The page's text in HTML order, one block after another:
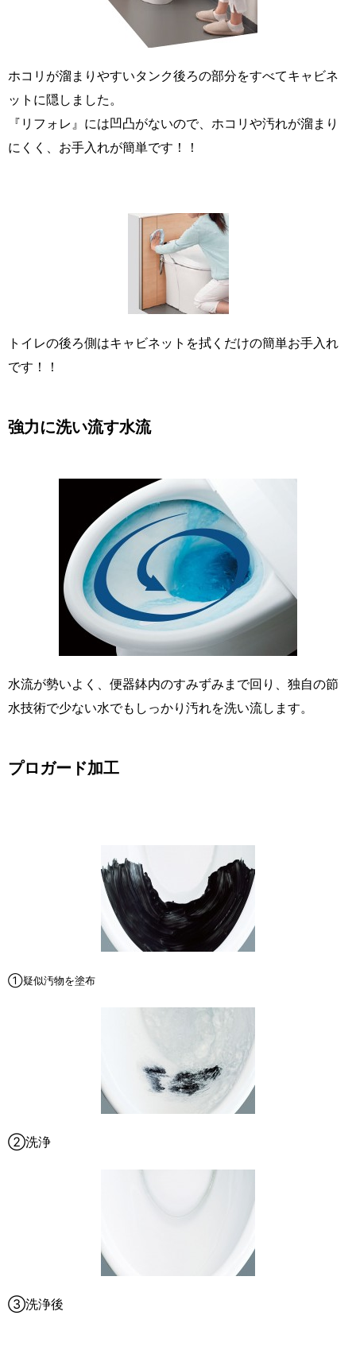
ホコリが溜まりやすいタンク後ろの部分をすべてキャビネ
ットに隠しました。
『リフォレ』には凹凸がないので、ホコリや汚れが溜まり
にくく、お手入れが簡単です！！
トイレの後ろ側はキャビネットを拭くだけの簡単お手入れ
です！！
強力に洗い流す水流
水流が勢いよく、便器鉢内のすみずみまで回り、独自の節
水技術で少ない水でもしっかり汚れを洗い流します。
プロガード加工
①疑似汚物を塗布
②洗浄
③洗浄後